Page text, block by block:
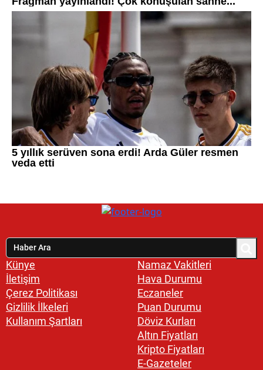
Künye
İletişim
Çerez Politikası
Gizlilik İlkeleri
Kullanım Şartları
Namaz Vakitleri
Hava Durumu
Eczaneler
Puan Durumu
Döviz Kurları
Altın Fiyatları
Kripto Fiyatları
E-Gazeteler